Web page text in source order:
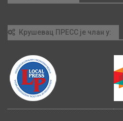
Крушевац ПРЕСС је члан у: